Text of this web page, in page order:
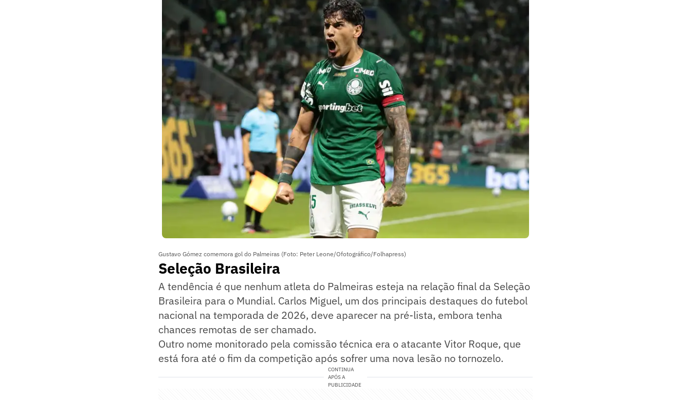
Gustavo Gómez comemora gol do Palmeiras (Foto: Peter Leone/Ofotográfico/Folhapress)
Seleção Brasileira
A tendência é que nenhum atleta do Palmeiras esteja na relação final da Seleção
Brasileira para o Mundial. Carlos Miguel, um dos principais destaques do futebol
nacional na temporada de 2026, deve aparecer na pré-lista, embora tenha
chances remotas de ser chamado.
Outro nome monitorado pela comissão técnica era o atacante Vitor Roque, que
está fora até o fim da competição após sofrer uma nova lesão no tornozelo.
CONTINUA
APÓS A
PUBLICIDADE